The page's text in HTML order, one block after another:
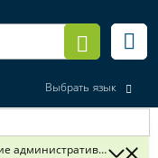
Выбрать язык
административного